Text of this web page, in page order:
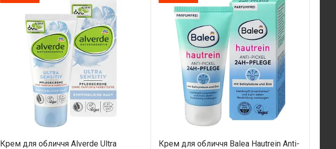
Крем для обличчя Alverde Ultra
Крем для обличчя Balea Hautrein Anti-